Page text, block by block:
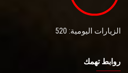
الزيارات اليومية: 520
روابط تهمك